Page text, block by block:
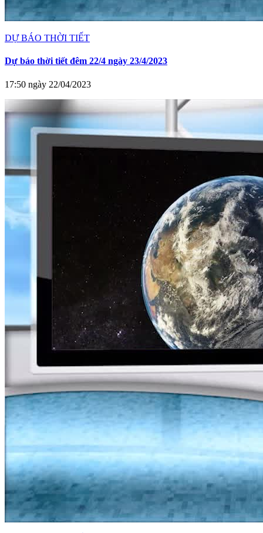
DỰ BÁO THỜI TIẾT
Dự báo thời tiết đêm 22/4 ngày 23/4/2023
17:50 ngày 22/04/2023